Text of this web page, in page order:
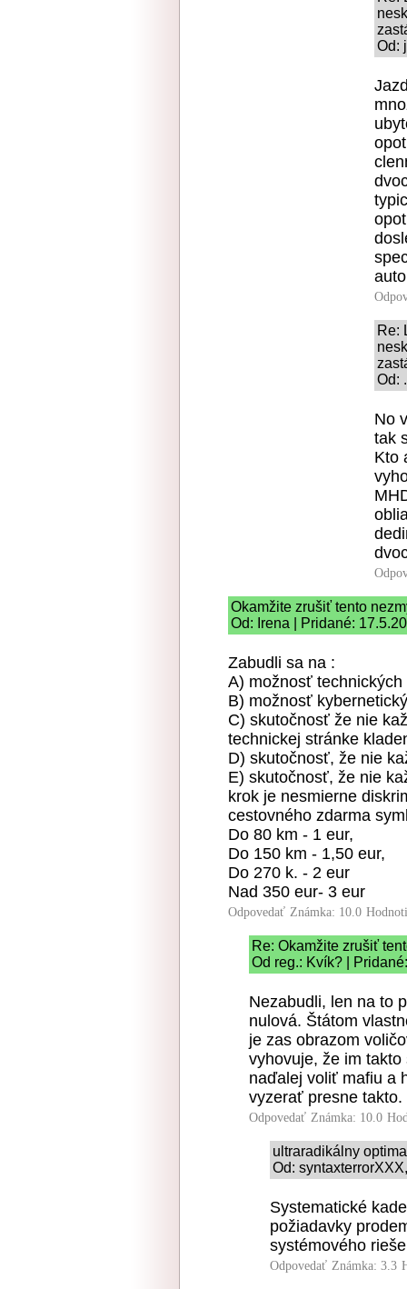
Od:
Re:
Od:
No
tak
Kto
Okamžite zrušiť tento
Od: Irena | Pridané:
Zabudli sa na :
A) možnosť technických
B) možnosť
C) skutočnosť že nie
technickej stránke
D) skutočnosť, že nie
E) skutočnosť, že nie
krok je nesmierne
cestovného zdarma
Do 80 km - 1 eur,
Do 150 km - 1,50 eur,
Do 270 k. - 2 eur
Nad 350 eur- 3 eur
Odpovedať Známka: 10.0
Re: Okamžite zrušiť
Od reg.: Kvík? |
Nezabudli, len na to
nulová. Štátom
je zas obrazom
vyhovuje, že im
naďalej voliť mafiu a
vyzerať presne takto.
Odpovedať Známka: 10.0
ultraradikálny
Od:
Systematické
požiadavky
systémového
Odpovedať Známka: 3.3